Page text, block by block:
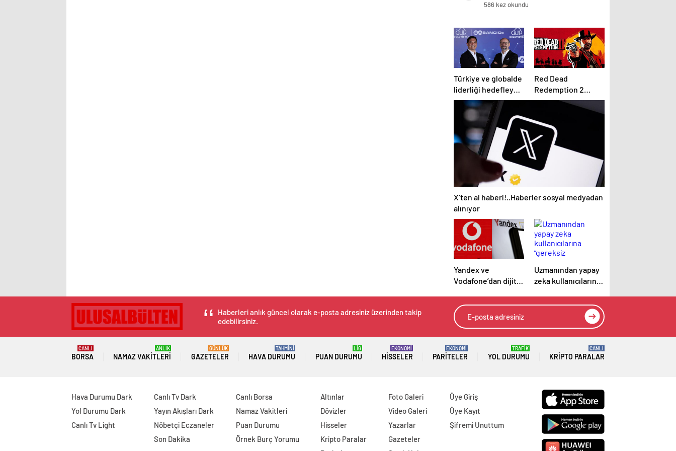
586 kez okundu
Türkiye ve globalde
liderliği hedefleyen
‘bulut’ haritası
Red Dead
Redemption 2
Sistem
2025: RDR 2 Kaç GB
Yer Kaplar?
X’ten al haberi!..Haberler sosyal medyadan
alınıyor
Yandex ve
Vodafone’dan dijital
Uzmanından yapay
zeka kullanıcılarına
sorgulardan
kaçının” tavsiyesi
Haberleri anlık güncel olarak e-posta adresiniz üzerinden takip
edebilirsiniz.
BORSA
CANLI
NAMAZ VAKITLERI
ANLIK
GAZETELER
GÜNLÜK
HAVA DURUMU
TAHMİNİ
PUAN DURUMU
LİG
HISSELER
EKONOMİ
PARITELER
EKONOMİ
YOL DURUMU
TRAFİK
KRIPTO PARALAR
CANLI
Hava Durumu Dark
Yol Durumu Dark
Canlı Tv Light
Canlı Tv Dark
Yayın Akışları Dark
Nöbetçi Eczaneler
Son Dakika
Canlı Borsa
Namaz Vakitleri
Puan Durumu
Örnek Burç Yorumu
Altınlar
Dövizler
Hisseler
Kripto Paralar
Foto Galeri
Video Galeri
Yazarlar
Gazeteler
Üye Giriş
Üye Kayıt
Şifremi Unuttum